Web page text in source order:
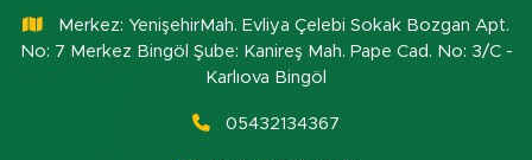
Merkez: YenişehirMah. Evliya Çelebi Sokak Bozgan Apt.
No: 7 Merkez Bingöl Şube: Kanireş Mah. Pape Cad. No: 3/C -
Karlıova Bingöl
05432134367